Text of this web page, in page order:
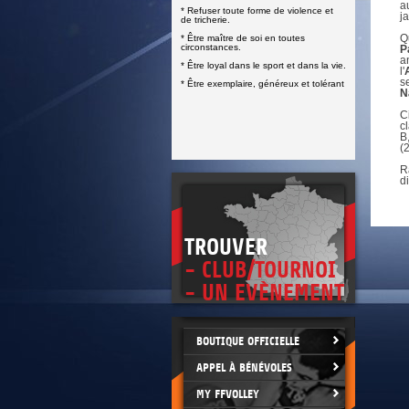
CLIQUEZ ICI
* Refuser toute forme de violence et
de tricherie.
* Être maître de soi en toutes
circonstances.
* Être loyal dans le sport et dans la vie.
* Être exemplaire, généreux et tolérant
TROUVER
- CLUB/TOURNOI
- UN EVÈNEMENT
BOUTIQUE OFFICIELLE
APPEL À BÉNÉVOLES
MY FFVOLLEY
l'
B,